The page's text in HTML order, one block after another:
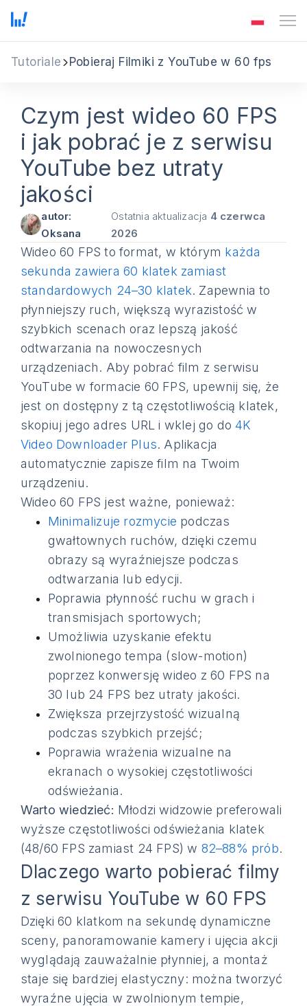
Tutoriale Pobieraj Filmiki z YouTube w 60 fps
Czym jest wideo 60 FPS
i jak pobrać je z serwisu
YouTube bez utraty
jakości
autor:
Oksana
Ostatnia aktualizacja 4 czerwca
2026
Wideo 60 FPS to format, w którym każda
sekunda zawiera 60 klatek zamiast
standardowych 24–30 klatek. Zapewnia to
płynniejszy ruch, większą wyrazistość w
szybkich scenach oraz lepszą jakość
odtwarzania na nowoczesnych
urządzeniach. Aby pobrać film z serwisu
YouTube w formacie 60 FPS, upewnij się, że
jest on dostępny z tą częstotliwością klatek,
skopiuj jego adres URL i wklej go do4K
Video Downloader Plus. Aplikacja
automatycznie zapisze film na Twoim
urządzeniu.
Wideo 60 FPS jest ważne, ponieważ:
Minimalizuje rozmycie podczas
gwałtownych ruchów, dzięki czemu
obrazy są wyraźniejsze podczas
odtwarzania lub edycji.
Poprawia płynność ruchu w grach i
transmisjach sportowych;
Umożliwia uzyskanie efektu
zwolnionego tempa (slow-motion)
poprzez konwersję wideo z 60 FPS na
30 lub 24 FPS bez utraty jakości.
Zwiększa przejrzystość wizualną
podczas szybkich przejść;
Poprawia wrażenia wizualne na
ekranach o wysokiej częstotliwości
odświeżania.
Warto wiedzieć: Młodzi widzowie preferowali
wyższe częstotliwości odświeżania klatek
(48/60 FPS zamiast 24 FPS) w 82–88% prób.
Dlaczego warto pobierać filmy
z serwisu YouTube w 60 FPS
Dzięki 60 klatkom na sekundę dynamiczne
sceny, panoramowanie kamery i ujęcia akcji
wyglądają zauważalnie płynniej, a montaż
staje się bardziej elastyczny: można tworzyć
wyraźne ujęcia w zwolnionym tempie,